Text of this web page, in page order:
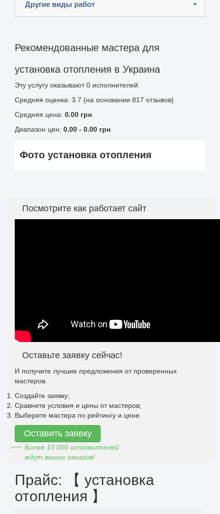
Другие виды работ
Рекомендованные мастера для
установка отопления в Украина
Эту услугу оказывают0 исполнителей
Средняя оценка: 3.7 (на основании 817 отзывов)
Средняя цена: 0.00 грн
Диапазон цен: 0.00 - 0.00 грн
Фото установка отопления
Посмотрите как работает сайт
Оставьте заявку сейчас!
И получите лучшие предложения от проверенных
мастеров.
Создайте заявку;
Сравните условия и цены от мастеров;
Выберите мастера по рейтингу и цене.
Оставить заявку
Более 10 000 исполнителей
ждут ваших заказов!
Прайс: 【 установка
отопления 】